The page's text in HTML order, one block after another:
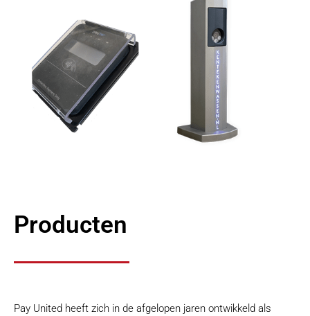
Producten
Pay United heeft zich in de afgelopen jaren ontwikkeld als